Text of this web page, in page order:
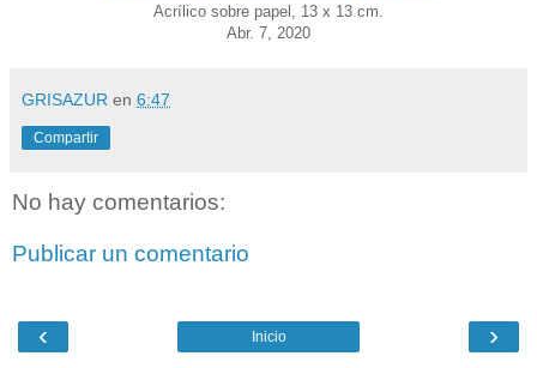
Acrílico sobre papel, 13 x 13 cm.
Abr. 7, 2020
GRISAZUR en 6:47
Compartir
No hay comentarios:
Publicar un comentario
‹ ›
Inicio